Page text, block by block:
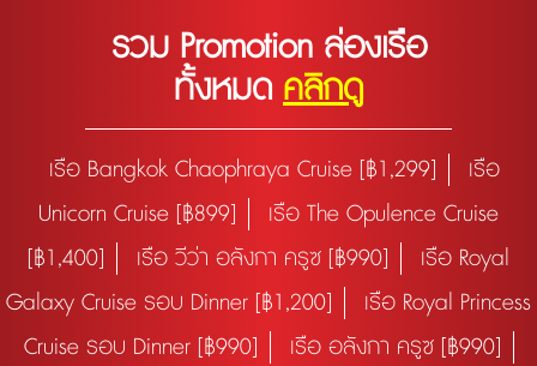
รวม Promotion ล่องเรือ
ทั้งหมด คลิกดู
เรือ Bangkok Chaophraya Cruise [฿1,299]
เรือ
Unicorn Cruise [฿899]
เรือ The Opulence Cruise
[฿1,400]
เรือ วีว่า อลังกา ครูซ [฿990]
เรือ Royal
Galaxy Cruise รอบ Dinner [฿1,200]
เรือ Royal Princess
Cruise รอบ Dinner [฿990]
เรือ อลังกา ครูซ [฿990]